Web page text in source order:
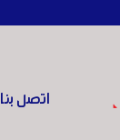
اتصل بنا